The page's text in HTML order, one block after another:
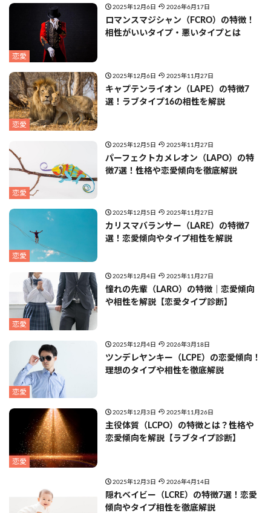
恋愛
2025年12月6日 2026年6月17日
ロマンスマジシャン（FCRO）の特徴！
相性がいいタイプ・悪いタイプとは
恋愛
2025年12月6日 2025年11月27日
キャプテンライオン（LAPE）の特徴7
選！ラブタイプ16の相性を解説
恋愛
2025年12月5日 2025年11月27日
パーフェクトカメレオン（LAPO）の特
徴7選！性格や恋愛傾向を徹底解説
恋愛
2025年12月5日 2025年11月27日
カリスマバランサー（LARE）の特徴7
選！恋愛傾向やタイプ相性を解説
恋愛
2025年12月4日 2025年11月27日
憧れの先輩（LARO）の特徴｜恋愛傾向
や相性を解説【恋愛タイプ診断】
恋愛
2025年12月4日 2026年3月18日
ツンデレヤンキー（LCPE）の恋愛傾向！
理想のタイプや相性を徹底解説
恋愛
2025年12月3日 2025年11月26日
主役体質（LCPO）の特徴とは？性格や
恋愛傾向を解説【ラブタイプ診断】
2025年12月3日 2026年4月14日
隠れベイビー（LCRE）の特徴7選！恋愛
傾向やタイプ相性を徹底解説